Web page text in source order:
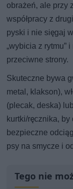
obrażeń, ale przy
współpracy z
pyski i nie sięgaj
„wybicia z rytmu”
przeciwne strony.
Skuteczne bywa
metal, klakson),
(plecak, deska)
kurtki/ręcznika,
bezpieczne
psy na smycze i
Tego nie